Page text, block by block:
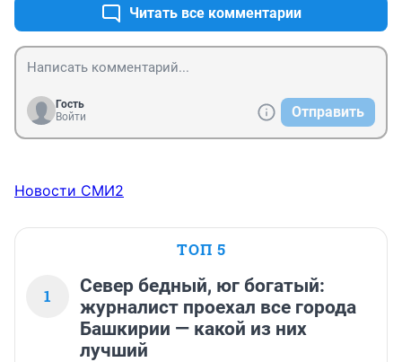
Читать все комментарии
Гость
Войти
Отправить
Новости СМИ2
ТОП 5
1
Север бедный, юг богатый:
журналист проехал все города
Башкирии — какой из них
лучший